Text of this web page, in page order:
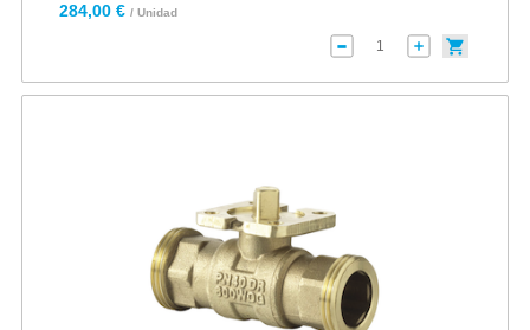
284,00 € / Unidad